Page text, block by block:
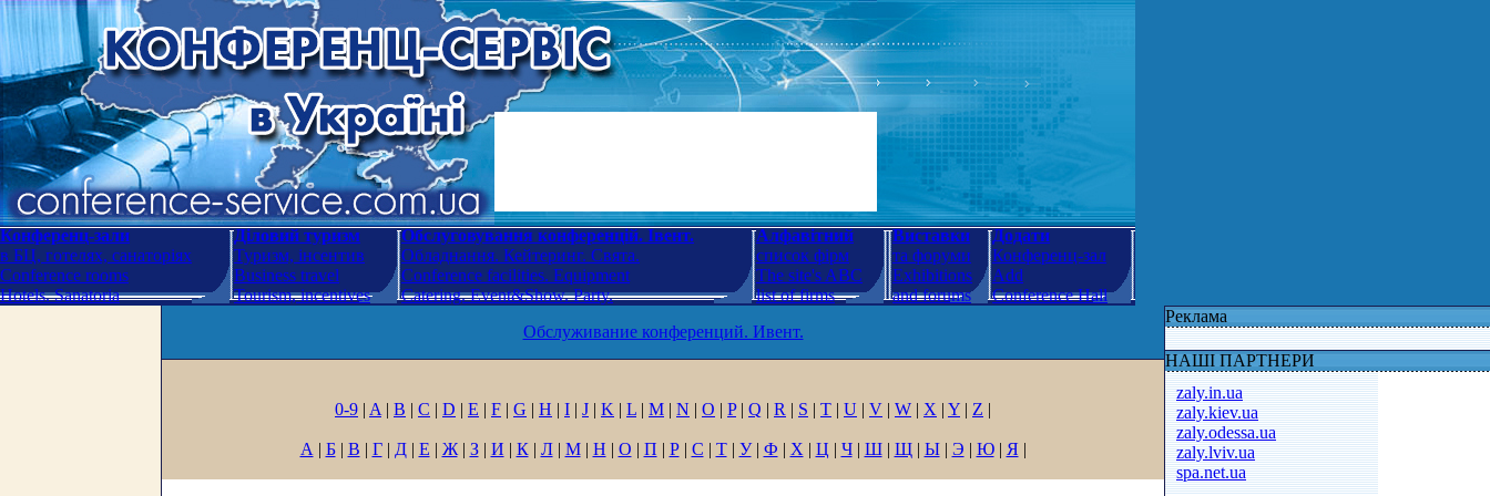
Конференц-зали
в БЦ, готелях, санаторіях
Conference rooms
Hotels. Sanatoria
Діловий туризм
Туризм, інсентив
Business travel
Tourism, incentives
Обслуговування конференцій. Івент.
Обладнання. Кейтеринг. Свята.
Conference facilities. Equipment
Catering. Event&Show. Party.
Алфавітний
список фірм
The site's ABC
list of firms
Виставки
та форуми
Exhibitions
and forums
Додати
Конференц-зал
Add
Conference Hall
Обслуживание конференций. Ивент.
0-9 | A | B | C | D | E | F | G | H | I | J | K | L | M | N | O | P| Q | R | S | T | U | V | W | X | Y | Z |
А | Б| В | Г| Д| Е | Ж| З| И | К| Л| М| Н | О | П | Р| С | Т| У| Ф | Х | Ц | Ч| Ш| Щ| Ы| Э | Ю| Я |
Реклама
НАШІ ПАРТНЕРИ
zaly.in.ua
zaly.kiev.ua
zaly.odessa.ua
zaly.lviv.ua
spa.net.ua